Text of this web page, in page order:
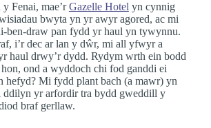
Fenai, mae’rGazelle Hotel yn cynnig
bwyta yn yr awyr agored, ac mi
ben-draw pan fydd yr haul yn tywynnu.
i’r dec ar lan y dŵr, mi all yfwyr a
haul drwy’r dydd. Rydym wrth ein bodd
ond a wyddoch chi fod ganddi ei
hefyd? Mi fydd plant bach (a mawr) yn
ddilyn yr arfordir tra bydd gweddill y
braf gerllaw.